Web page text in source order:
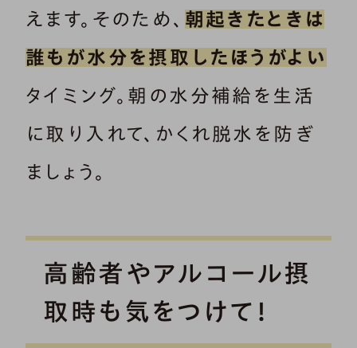
えます。そのため、 朝起きたときは
誰もが水分を摂取したほうがよい
タイミング。朝の水分補給を生活
に取り入れて、かくれ脱水を防ぎ
ましょう。
高齢者やアルコール摂
取時も気をつけて！